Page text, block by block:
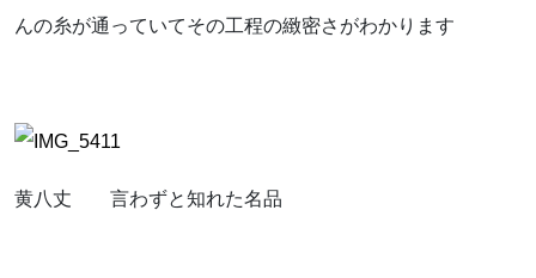
んの糸が通っていてその工程の緻密さがわかります
黄八丈 言わずと知れた名品